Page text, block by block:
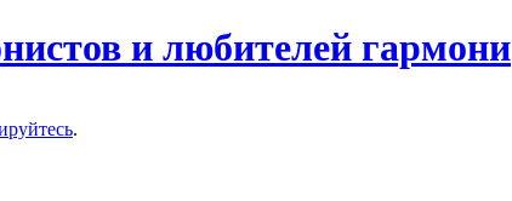
и любителей гармони
.